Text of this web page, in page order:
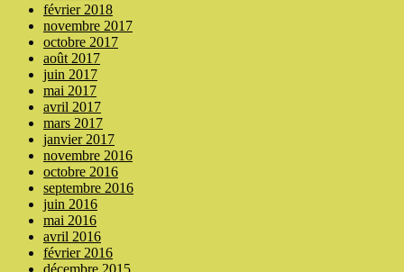
février 2018
novembre 2017
octobre 2017
août 2017
juin 2017
mai 2017
avril 2017
mars 2017
janvier 2017
novembre 2016
octobre 2016
septembre 2016
juin 2016
mai 2016
avril 2016
février 2016
décembre 2015